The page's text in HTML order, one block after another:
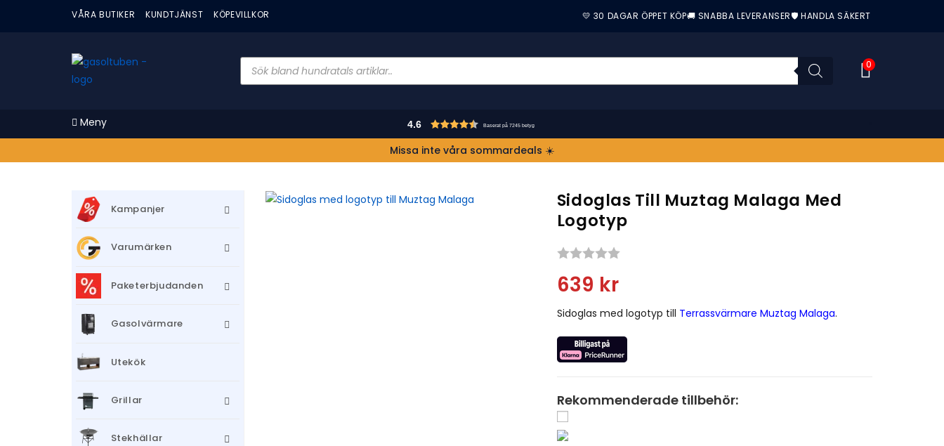
VÅRA BUTIKER KUNDTJÄNST KÖPEVILLKOR 💛 30 DAGAR ÖPPET KÖP🚚 SNABBA LEVERANSER🛡️ HANDLA SÄKERT
0
Meny 4.6 Baserat på 7245 betyg
Missa inte våra sommardeals ☀️
Sidoglas Till Muztag Malaga Med
Logotyp
639 kr
Sidoglas med logotyp till Terrassvärmare Muztag Malaga.
Rekommenderade tillbehör:
Kampanjer
Varumärken
Paketerbjudanden
Gasolvärmare
Utekök
Grillar
Stekhällar